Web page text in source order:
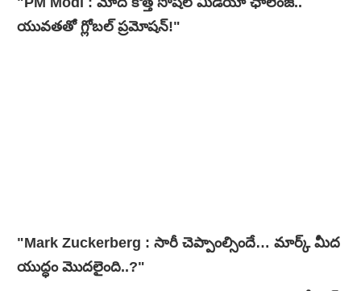
యువతతో గ్లోబల్ ప్రమోషన్!"
"Mark Zuckerberg : సారీ చెప్పాంల్సిందే… మార్క్ మీద
యుద్ధం మొదలైంది..?"